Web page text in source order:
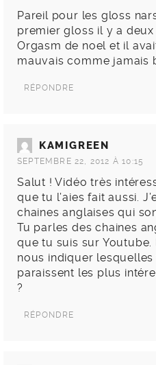
Pareil pour les gloss
premier gloss il y a
Orgasm de noel et il
mauvais comme jamais
RÉPONDRE
KAMIGREEN
SEPTEMBRE 22, 2012 À 10:15
Salut ! Vidéo très
que tu l’aies fait aussi.
chaines anglaises qui
Tu parles des chaines
que tu suis sur
nous indiquer
paraissent les plus
?
RÉPONDRE